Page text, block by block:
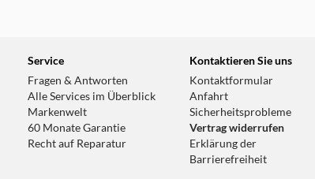
Service
Fragen & Antworten
Alle Services im Überblick
Markenwelt
60 Monate Garantie
Recht auf Reparatur
Kontaktieren Sie uns
Kontaktformular
Anfahrt
Sicherheitsprobleme
Vertrag widerrufen
Erklärung der
Barrierefreiheit